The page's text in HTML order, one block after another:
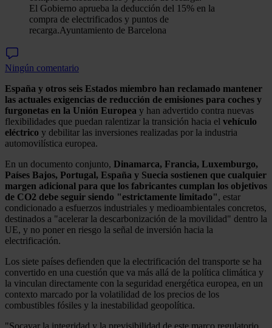
El Gobierno aprueba la deducción del 15% en la
compra de electrificados y puntos de
recarga.Ayuntamiento de Barcelona
Ningún comentario
España y otros seis Estados miembro han reclamado mantener
las actuales exigencias de reducción de emisiones para coches y
furgonetas en la Unión Europea y han advertido contra nuevas
flexibilidades que puedan ralentizar la transición hacia el vehículo
eléctrico y debilitar las inversiones realizadas por la industria
automovilística europea.
En un documento conjunto, Dinamarca, Francia, Luxemburgo,
Países Bajos, Portugal, España y Suecia sostienen que cualquier
margen adicional para que los fabricantes cumplan los objetivos
de CO2 debe seguir siendo "estrictamente limitado", estar
condicionado a esfuerzos industriales y medioambientales concretos,
destinados a "acelerar la descarbonización de la movilidad" dentro la
UE, y no poner en riesgo la señal de inversión hacia la
electrificación.
Los siete países defienden que la electrificación del transporte se ha
convertido en una cuestión que va más allá de la política climática y
la vinculan directamente con la seguridad energética europea, en un
contexto marcado por la volatilidad de los precios de los
combustibles fósiles y la inestabilidad geopolítica.
"Socavar la integridad y la previsibilidad de este marco regulatorio